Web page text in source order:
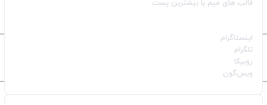
قالب‌ های میم با بیشترین پست
اینستاگرام
تلگرام
روبیکا
ویس‌گون